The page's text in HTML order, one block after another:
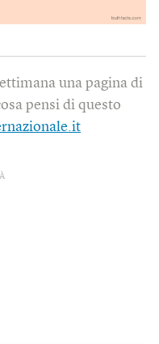
una pagina di
pensi di questo